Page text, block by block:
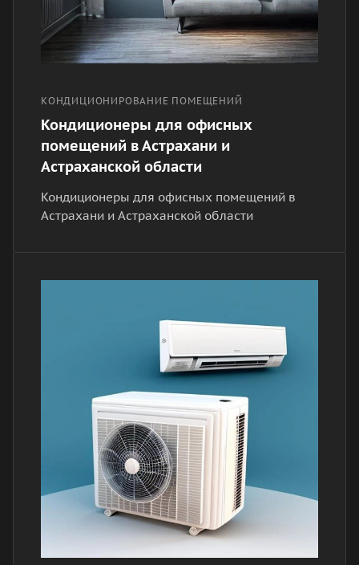
КОНДИЦИОНИРОВАНИЕ ПОМЕЩЕНИЙ
Кондиционеры для офисных
помещений в Астрахани и
Астраханской области
Кондиционеры для офисных помещений в
Астрахани и Астраханской области